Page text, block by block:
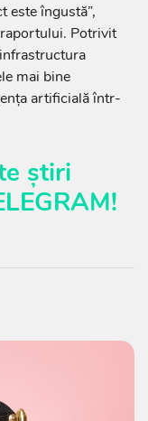
este îngustă”,
Potrivit
mai bine
artificială într-
știri
!